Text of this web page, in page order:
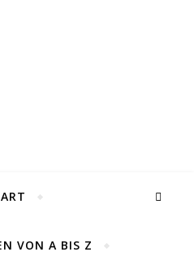
VON A BIS Z